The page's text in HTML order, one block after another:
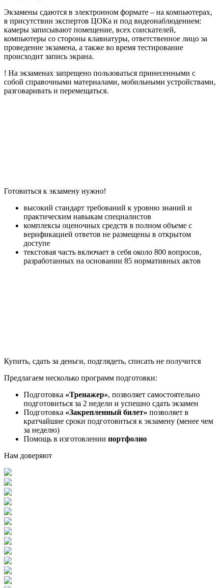
Экзамены сдаются в электронном формате – на компьютерах,
в присутствии экспертов ЦОКа и под видеонаблюдением:
камеры записывают помещение, всех соискателей,
компьютеры со стороны клавиатуры, ответственное лицо за
проведение экзамена, а также во время тестирование
происходит запись экрана.
! На экзаменах запрещено пользоваться принесенными с
собой справочными материалами, мобильными устройствами,
разговаривать и перемещаться.
Готовиться к экзамену нужно!
высокий стандарт требований к уровню знаний и
практическим навыкам специалистов
комплексы оценочных средств в полном объеме с
верификацией ответов не размещены в открытом
доступе
текстовая часть включает в себя около 800 вопросов,
разработанных на основании 85 нормативных актов
Купить, сдать за деньги, подглядеть, списать не получится
Предлагаем несколько программ подготовки:
Подготовка «Тренажер», позволяет самостоятельно
подготовиться за 2 недели и успешно сдать экзамен
Подготовка «Закрепленный билет» позволяет в
кратчайшие сроки подготовиться к экзамену (менее чем
за неделю)
Помощь в изготовлении портфолио
Нам доверяют